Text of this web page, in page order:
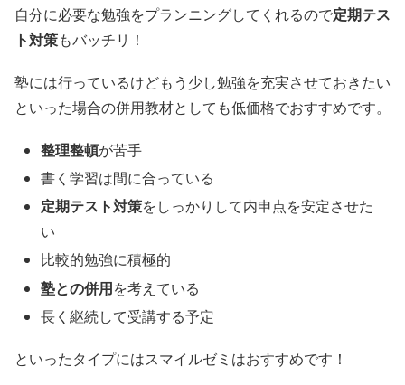
自分に必要な勉強をプランニングしてくれるので定期テス
ト対策もバッチリ！
塾には行っているけどもう少し勉強を充実させておきたい
といった場合の併用教材としても低価格でおすすめです。
整理整頓が苦手
書く学習は間に合っている
定期テスト対策をしっかりして内申点を安定させた
い
比較的勉強に積極的
塾との併用を考えている
長く継続して受講する予定
といったタイプにはスマイルゼミはおすすめです！